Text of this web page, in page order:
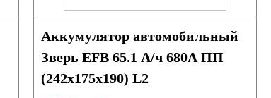
Аккумулятор автомобильный
Зверь EFB 65.1 А/ч 680А ПП
(242x175x190) L2